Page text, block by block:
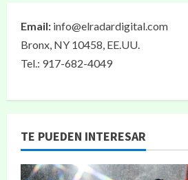
Email: info@elradardigital.com
Bronx, NY 10458, EE.UU.
Tel.: 917-682-4049
TE PUEDEN INTERESAR